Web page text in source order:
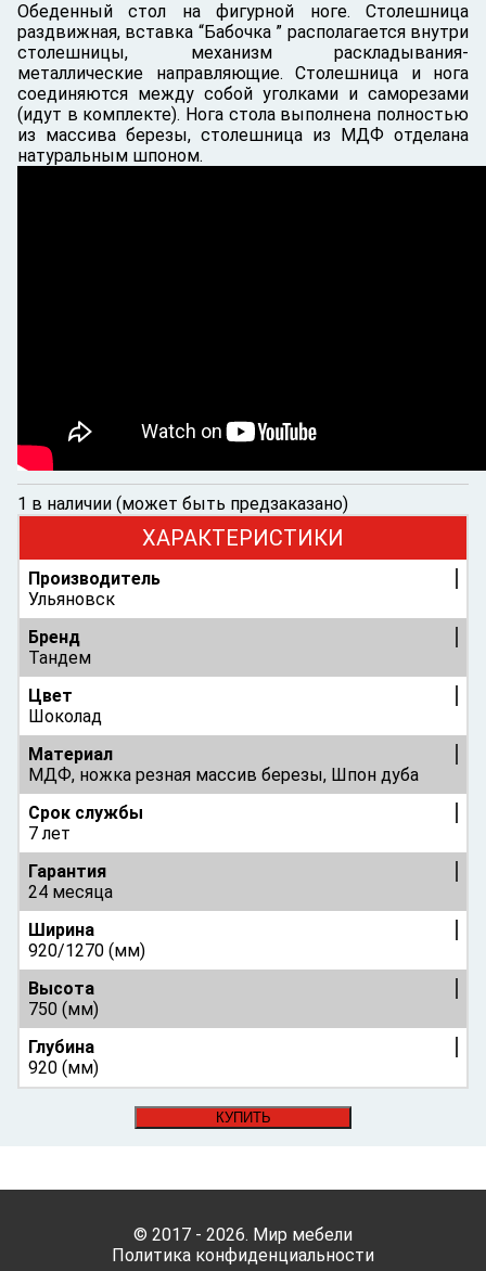
Обеденный стол на фигурной ноге. Столешница
раздвижная, вставка “Бабочка ” располагается внутри
столешницы, механизм раскладывания-
металлические направляющие. Столешница и нога
соединяются между собой уголками и саморезами
(идут в комплекте). Нога стола выполнена полностью
из массива березы, столешница из МДФ отделана
натуральным шпоном.
1 в наличии (может быть предзаказано)
ХАРАКТЕРИСТИКИ
Производитель
Ульяновск
Бренд
Тандем
Цвет
Шоколад
Материал
МДФ, ножка резная массив березы, Шпон дуба
Срок службы
7 лет
Гарантия
24 месяца
Ширина
920/1270 (мм)
Высота
750 (мм)
Глубина
920 (мм)
КУПИТЬ
© 2017 - 2026. Мир мебели
Политика конфиденциальности